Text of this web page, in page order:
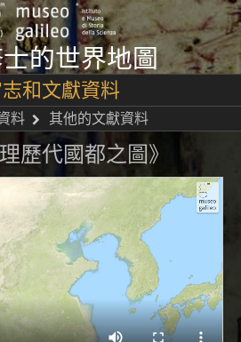
的世界地圖
和文獻資料
料 其他的文獻資料
歷代國都之圖》